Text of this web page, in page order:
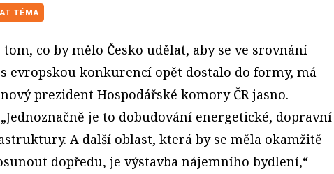
TÉMA
tom, co by mělo Česko udělat, aby se ve srovnání
s evropskou konkurencí opět dostalo do formy, má
nový prezident Hospodářské komory ČR jasno.
„Jednoznačně je to dobudování energetické, dopravní
A další oblast, která by se měla okamžitě
dopředu, je výstavba nájemního bydlení,“